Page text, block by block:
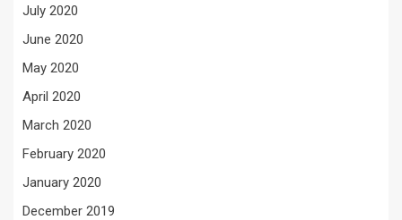
July 2020
June 2020
May 2020
April 2020
March 2020
February 2020
January 2020
December 2019